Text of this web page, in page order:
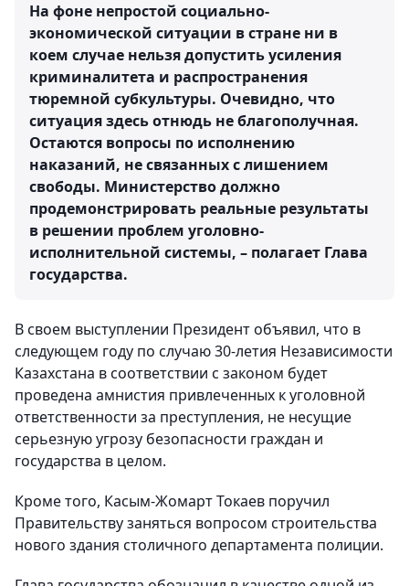
На фоне непростой социально-
экономической ситуации в стране ни в
коем случае нельзя допустить усиления
криминалитета и распространения
тюремной субкультуры. Очевидно, что
ситуация здесь отнюдь не благополучная.
Остаются вопросы по исполнению
наказаний, не связанных с лишением
свободы. Министерство должно
продемонстрировать реальные результаты
в решении проблем уголовно-
исполнительной системы, – полагает Глава
государства.
В своем выступлении Президент объявил, что в
следующем году по случаю 30-летия Независимости
Казахстана в соответствии с законом будет
проведена амнистия привлеченных к уголовной
ответственности за преступления, не несущие
серьезную угрозу безопасности граждан и
государства в целом.
Кроме того, Касым-Жомарт Токаев поручил
Правительству заняться вопросом строительства
нового здания столичного департамента полиции.